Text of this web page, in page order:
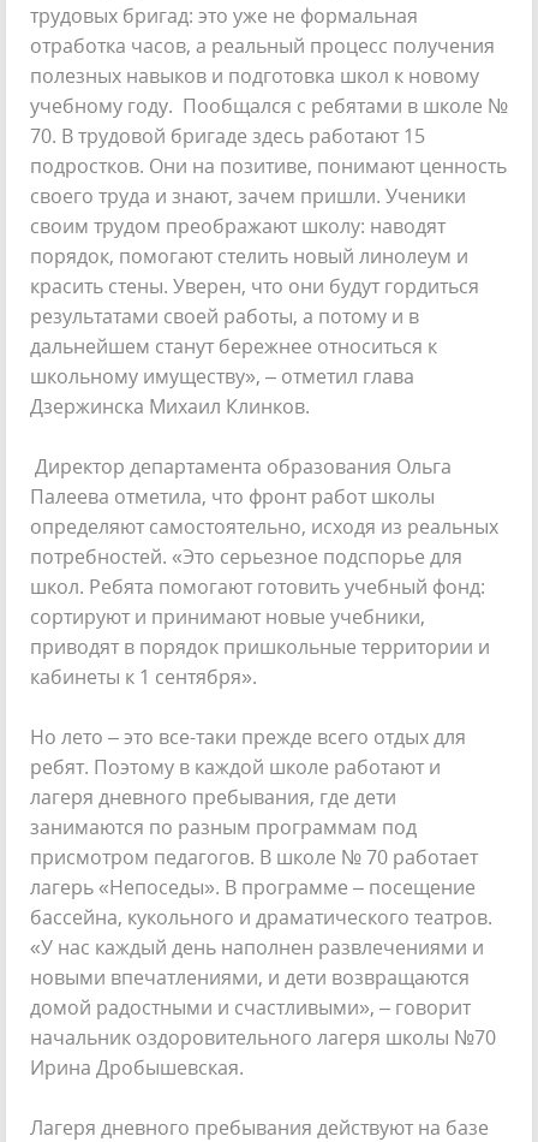
трудовых бригад: это уже не формальная
отработка часов, а реальный процесс получения
полезных навыков и подготовка школ к новому
учебному году. Пообщался с ребятами в школе №
70. В трудовой бригаде здесь работают 15
подростков. Они на позитиве, понимают ценность
своего труда и знают, зачем пришли. Ученики
своим трудом преображают школу: наводят
порядок, помогают стелить новый линолеум и
красить стены. Уверен, что они будут гордиться
результатами своей работы, а потому и в
дальнейшем станут бережнее относиться к
школьному имуществу», – отметил глава
Дзержинска Михаил Клинков.
Директор департамента образования Ольга
Палеева отметила, что фронт работ школы
определяют самостоятельно, исходя из реальных
потребностей. «Это серьезное подспорье для
школ. Ребята помогают готовить учебный фонд:
сортируют и принимают новые учебники,
приводят в порядок пришкольные территории и
кабинеты к 1 сентября».
Но лето – это все-таки прежде всего отдых для
ребят. Поэтому в каждой школе работают и
лагеря дневного пребывания, где дети
занимаются по разным программам под
присмотром педагогов. В школе № 70 работает
лагерь «Непоседы». В программе – посещение
бассейна, кукольного и драматического театров.
«У нас каждый день наполнен развлечениями и
новыми впечатлениями, и дети возвращаются
домой радостными и счастливыми», – говорит
начальник оздоровительного лагеря школы №70
Ирина Дробышевская.
Лагеря дневного пребывания действуют на базе